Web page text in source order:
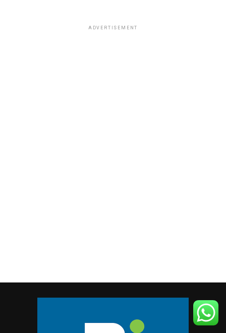
ADVERTISEMENT